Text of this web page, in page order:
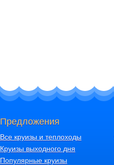
Предложения
Все круизы и теплоходы
Круизы выходного дня
Популярные круизы